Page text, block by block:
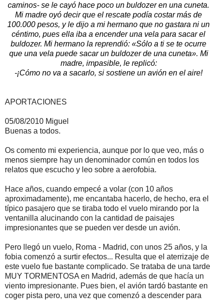
caminos- se le cayó hace poco un buldozer en una cuneta.
Mi madre oyó decir que el rescate podía costar más de
100.000 pesos, y le dijo a mi hermano que no gastara ni un
céntimo, pues ella iba a encender una vela para sacar el
buldozer. Mi hermano la reprendió: «Sólo a ti se te ocurre
que una vela puede sacar un buldozer de una cuneta». Mi
madre, impasible, le replicó:
-¡Cómo no va a sacarlo, si sostiene un avión en el aire!
APORTACIONES
05/08/2010 Miguel
Buenas a todos.
Os comento mi experiencia, aunque por lo que veo, más o
menos siempre hay un denominador común en todos los
relatos que escucho y leo sobre a aerofobia.
Hace años, cuando empecé a volar (con 10 años
aproximadamente), me encantaba hacerlo, de hecho, era el
típico pasajero que se tiraba todo el vuelo mirando por la
ventanilla alucinando con la cantidad de paisajes
impresionantes que se pueden ver desde un avión.
Pero llegó un vuelo, Roma - Madrid, con unos 25 años, y la
fobia comenzó a surtir efectos... Resulta que el aterrizaje de
este vuelo fue bastante complicado. Se trataba de una tarde
MUY TORMENTOSA en Madrid, además de que hacía un
viento impresionante. Pues bien, el avión tardó bastante en
coger pista pero, una vez que comenzó a descender para